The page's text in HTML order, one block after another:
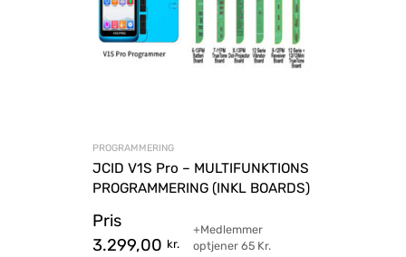
PROGRAMMERING
JCID V1S Pro – MULTIFUNKTIONS
PROGRAMMERING (INKL BOARDS)
Pris
3.299,00 kr.
+Medlemmer
optjener 65Kr.